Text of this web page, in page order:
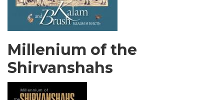
Millenium of the
Shirvanshahs